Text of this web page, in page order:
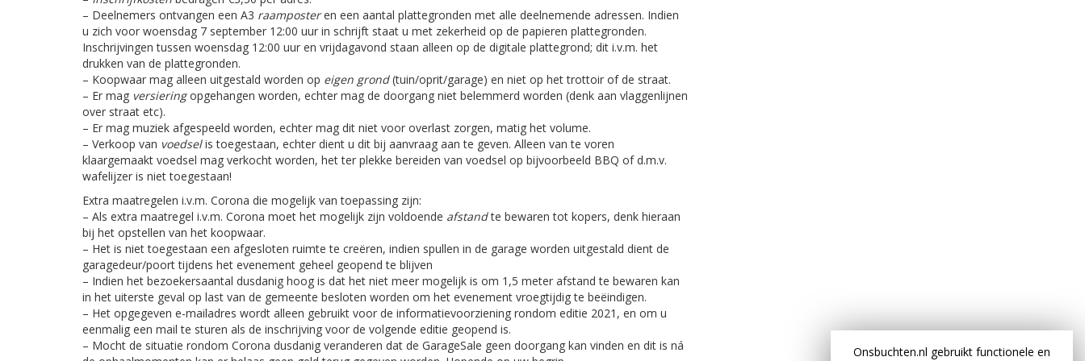
– Deelnemers ontvangen een A3 raamposteren een aantal plattegronden met alle deelnemende adressen. Indien
u zich voor woensdag 7 september 12:00 uur in schrijft staat u met zekerheid op de papieren plattegronden.
Inschrijvingen tussen woensdag 12:00 uur en vrijdagavond staan alleen op de digitale plattegrond; dit i.v.m. het
drukken van de plattegronden.
– Koopwaar mag alleen uitgestald worden op eigen grond(tuin/oprit/garage) en niet op het trottoir of de straat.
– Er mag versieringopgehangen worden, echter mag de doorgang niet belemmerd worden (denk aan vlaggenlijnen
over straat etc).
– Er mag muziek afgespeeld worden, echter mag dit niet voor overlast zorgen, matig het volume.
– Verkoop van voedselis toegestaan, echter dient u dit bij aanvraag aan te geven. Alleen van te voren
klaargemaakt voedsel mag verkocht worden, het ter plekke bereiden van voedsel op bijvoorbeeld BBQ of d.m.v.
wafelijzer is niet toegestaan!
Extra maatregelen i.v.m. Corona die mogelijk van toepassing zijn:
– Als extra maatregel i.v.m. Corona moet het mogelijk zijn voldoende afstandte bewaren tot kopers, denk hieraan
bij het opstellen van het koopwaar.
– Het is niet toegestaan een afgesloten ruimte te creëren, indien spullen in de garage worden uitgestald dient de
garagedeur/poort tijdens het evenement geheel geopend te blijven
– Indien het bezoekersaantal dusdanig hoog is dat het niet meer mogelijk is om 1,5 meter afstand te bewaren kan
in het uiterste geval op last van de gemeente besloten worden om het evenement vroegtijdig te beëindigen.
– Het opgegeven e-mailadres wordt alleen gebruikt voor de informatievoorziening rondom editie 2021, en om u
eenmalig een mail te sturen als de inschrijving voor de volgende editie geopend is.
– Mocht de situatie rondom Corona dusdanig veranderen dat de GarageSale geen doorgang kan vinden en dit is ná
Onsbuchten.nl gebruikt functionele en